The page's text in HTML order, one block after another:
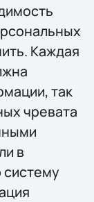
Каждая
так
чревата
в